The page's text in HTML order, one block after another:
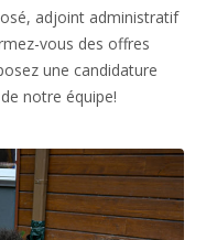
adjoint administratif
vous des offres
une candidature
notre équipe!